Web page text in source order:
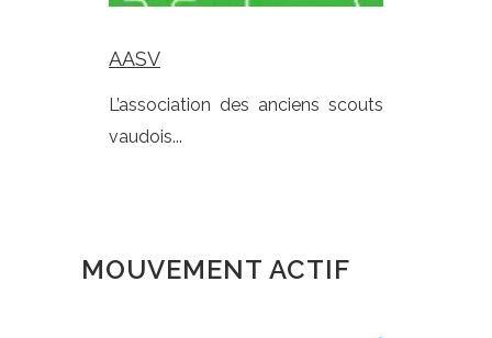
AASV
L’association des anciens scouts
vaudois...
MOUVEMENT ACTIF